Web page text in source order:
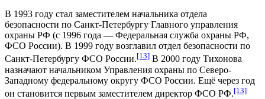
В 1993 году стал заместителем начальника отдела
безопасности по Санкт-Петербургу Главного управления
охраны РФ (с 1996 года — Федеральная служба охраны РФ,
ФСО России). В 1999 году возглавил отдел безопасности по
Санкт-Петербургу ФСО России.[13] В 2000 году Тихонова
назначают начальником Управления охраны по Северо-
Западному федеральному округу ФСО России. Ещё через год
он становится первым заместителем директор ФСО РФ.[13]